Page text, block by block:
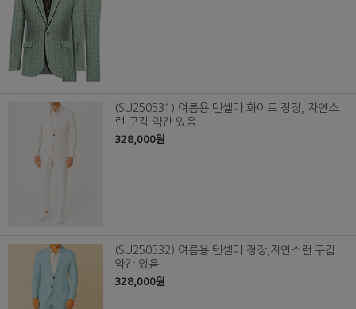
(SU250531) 여름용 텐셀마 화이트 정장, 자연스
런 구김 약간 있음
328,000원
(SU250532) 여름용 텐셀마 정장,자연스런 구김
약간 있음
328,000원